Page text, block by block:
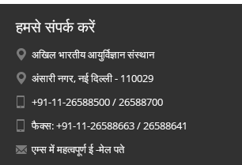
हमसे संपर्क करें
अखिल भारतीय आयुर्विज्ञान संस्थान
अंसारी नगर, नई दिल्ली - 110029
+91-11-26588500 / 26588700
फैक्स: +91-11-26588663 / 26588641
एम्स में महत्वपूर्ण ई -मेल पते